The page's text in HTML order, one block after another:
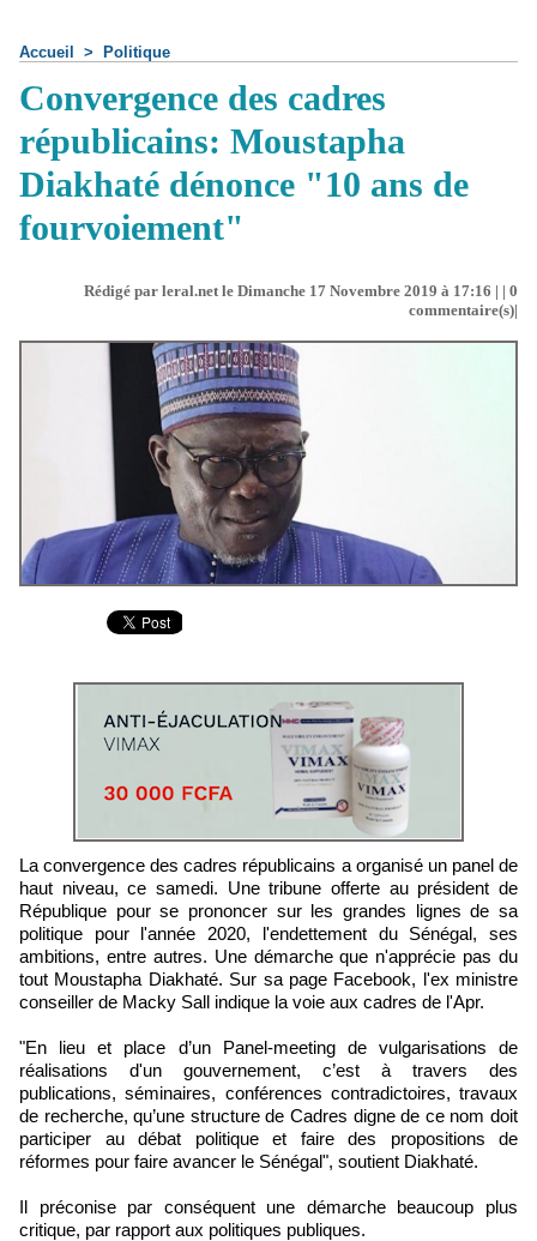
Accueil > Politique
Convergence des cadres
républicains: Moustapha
Diakhaté dénonce "10 ans de
fourvoiement"
Rédigé par leral.net le Dimanche 17 Novembre 2019 à 17:16 | | 0
commentaire(s)|
La convergence des cadres républicains a organisé un panel de
haut niveau, ce samedi. Une tribune offerte au président de
République pour se prononcer sur les grandes lignes de sa
politique pour l'année 2020, l'endettement du Sénégal, ses
ambitions, entre autres. Une démarche que n'apprécie pas du
tout Moustapha Diakhaté. Sur sa page Facebook, l'ex ministre
conseiller de Macky Sall indique la voie aux cadres de l'Apr.
"En lieu et place d’un Panel-meeting de vulgarisations de
réalisations d'un gouvernement, c’est à travers des
publications, séminaires, conférences contradictoires, travaux
de recherche, qu’une structure de Cadres digne de ce nom doit
participer au débat politique et faire des propositions de
réformes pour faire avancer le Sénégal", soutient Diakhaté.
Il préconise par conséquent une démarche beaucoup plus
critique, par rapport aux politiques publiques.